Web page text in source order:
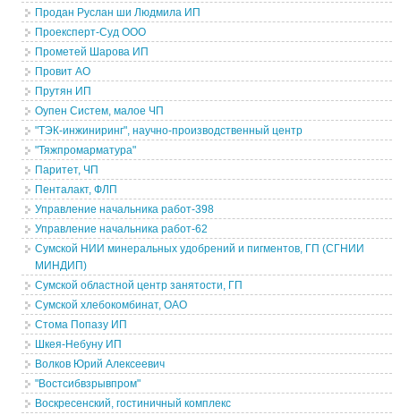
Продан Руслан ши Людмила ИП
Проексперт-Суд ООО
Прометей Шарова ИП
Провит АО
Прутян ИП
Оупен Систем, малое ЧП
"ТЭК-инжиниринг", научно-производственный центр
"Тяжпромарматура"
Паритет, ЧП
Пенталакт, ФЛП
Управление начальника работ-398
Управление начальника работ-62
Сумской НИИ минеральных удобрений и пигментов, ГП (СГНИИ
МИНДИП)
Сумской областной центр занятости, ГП
Сумской хлебокомбинат, ОАО
Стома Попазу ИП
Шкея-Небуну ИП
Волков Юрий Алексеевич
"Востсибвзрывпром"
Воскресенский, гостиничный комплекс